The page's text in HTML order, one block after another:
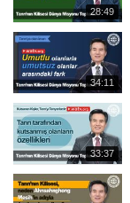
재
생
시
간
28:49
재
생
시
간
34:11
재
생
시
간
33:37